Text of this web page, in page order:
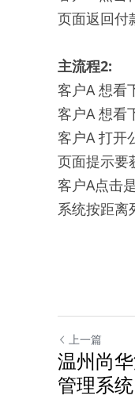
页面返回付
主流程2:
客户A 想看
客户A 想看
客户A 打开
页面提示要
客户A点击
系统按距离
上一篇
温州尚
管理系统